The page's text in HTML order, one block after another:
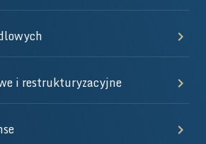
i restrukturyzacyjne